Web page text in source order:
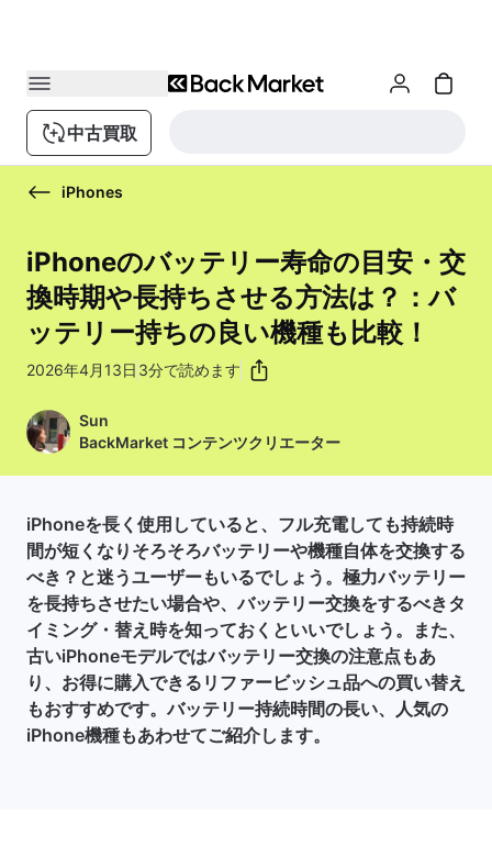
中古買取
iPhones
iPhoneのバッテリー寿命の目安・交
換時期や長持ちさせる方法は？：バ
ッテリー持ちの良い機種も比較！
2026年4月13日 3分で読めます
Sun
BackMarket コンテンツクリエーター
iPhoneを長く使用していると、フル充電しても持続時
間が短くなりそろそろバッテリーや機種自体を交換する
べき？と迷うユーザーもいるでしょう。極力バッテリー
を長持ちさせたい場合や、バッテリー交換をするべきタ
イミング・替え時を知っておくといいでしょう。また、
古いiPhoneモデルではバッテリー交換の注意点もあ
り、お得に購入できるリファービッシュ品への買い替え
もおすすめです。バッテリー持続時間の長い、人気の
iPhone機種もあわせてご紹介します。